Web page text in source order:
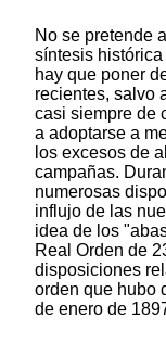
No se pretende
síntesis
hay que poner
recientes, salvo
casi siempre de
a adoptarse a
los excesos de
campañas.
numerosas
influjo de las
idea de los
Real Orden de
disposiciones
orden que hubo
de enero de